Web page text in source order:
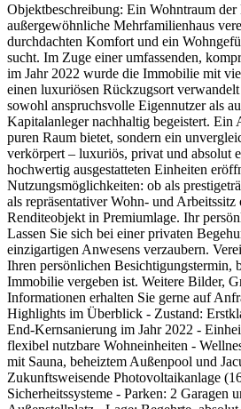
Objektbeschreibung: Ein Wohntraum der
außergewöhnliche Mehrfamilienhaus
durchdachten Komfort und ein
sucht. Im Zuge einer umfassenden,
im Jahr 2022 wurde die Immobilie mit
einen luxuriösen Rückzugsort
sowohl anspruchsvolle Eigennutzer als
Kapitalanleger nachhaltig begeistert. Ein
puren Raum bietet, sondern ein
verkörpert – luxuriös, privat und absolut
hochwertig ausgestatteten Einheiten
Nutzungsmöglichkeiten: ob als
als repräsentativer Wohn- und Arbeitssitz
Renditeobjekt in Premiumlage. Ihr
Lassen Sie sich bei einer privaten
einzigartigen Anwesens verzaubern.
Ihren persönlichen Besichtigungstermin,
Immobilie vergeben ist. Weitere Bilder,
Informationen erhalten Sie gerne auf
Highlights im Überblick - Zustand:
End-Kernsanierung im Jahr 2022 -
flexibel nutzbare Wohneinheiten -
mit Sauna, beheiztem Außenpool und
Zukunftsweisende Photovoltaikanlage
Sicherheitssysteme - Parken: 2 Garagen